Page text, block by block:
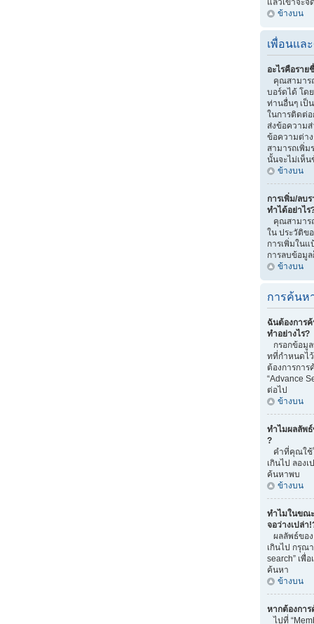
ข้างบน
เพื่อนแล
อะไรคือรา
คุณสามาร
บอร์ดได้ โด
ท่านอื่นๆ เป็
ในการติดต่อ
ส่งข้อความ
ข้อความต่า
สามารถเพิ่
นั้นจะไม่เห็
ข้างบน
การเพิ่ม/ลบ
ทำได้อย่าไร
คุณสามาร
ใน ประวัติข
การเพิ่มใน
การลบข้อมูล
ข้างบน
การค้นห
ฉันต้องการ
ทำอย่างไร?
กรอกข้อมู
ทที่กำหนดไ
ต้องการการ
“Advance
ต่อไป
ข้างบน
ทำไมผลลัพธ์
?
คำที่คุณใช้
เกินไป ลอง
ค้นหาพบ
ข้างบน
ทำไมในขณ
จอว่างเปล่า
ผลลัพธ์ขอ
เกินไป กรุณ
search” เพื่
ค้นหา
ข้างบน
หากต้องกา
ไปที่